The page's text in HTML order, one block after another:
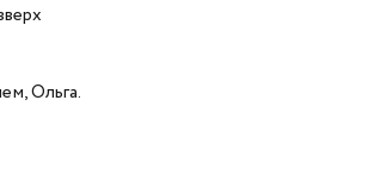
Ольга.